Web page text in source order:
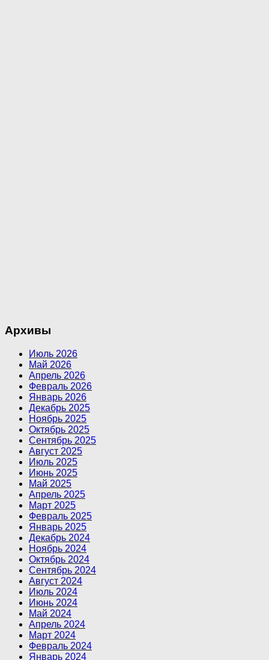
Архивы
Июль 2026
Май 2026
Апрель 2026
Февраль 2026
Январь 2026
Декабрь 2025
Ноябрь 2025
Октябрь 2025
Сентябрь 2025
Август 2025
Июль 2025
Июнь 2025
Май 2025
Апрель 2025
Март 2025
Февраль 2025
Январь 2025
Декабрь 2024
Ноябрь 2024
Октябрь 2024
Сентябрь 2024
Август 2024
Июль 2024
Июнь 2024
Май 2024
Апрель 2024
Март 2024
Февраль 2024
Январь 2024